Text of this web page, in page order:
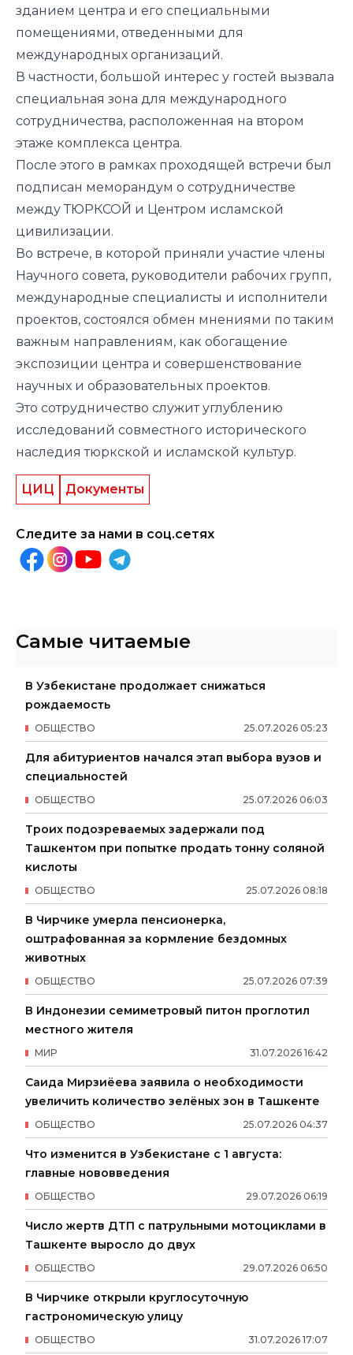
зданием центра и его специальными
помещениями, отведенными для
международных организаций.
В частности, большой интерес у гостей вызвала
специальная зона для международного
сотрудничества, расположенная на втором
этаже комплекса центра.
После этого в рамках проходящей встречи был
подписан меморандум о сотрудничестве
между ТЮРКСОЙ и Центром исламской
цивилизации.
Во встрече, в которой приняли участие члены
Научного совета, руководители рабочих групп,
международные специалисты и исполнители
проектов, состоялся обмен мнениями по таким
важным направлениям, как обогащение
экспозиции центра и совершенствование
научных и образовательных проектов.
Это сотрудничество служит углублению
исследований совместного исторического
наследия тюркской и исламской культур.
ЦИЦ Документы
Следите за нами в соц.сетях
Самые читаемые
В Узбекистане продолжает снижаться
рождаемость
25.07.2026 05:23
ОБЩЕСТВО
Для абитуриентов начался этап выбора вузов и
специальностей
25.07.2026 06:03
ОБЩЕСТВО
Троих подозреваемых задержали под
Ташкентом при попытке продать тонну соляной
кислоты
25.07.2026 08:18
ОБЩЕСТВО
В Чирчике умерла пенсионерка,
оштрафованная за кормление бездомных
животных
25.07.2026 07:39
ОБЩЕСТВО
В Индонезии семиметровый питон проглотил
местного жителя
31.07.2026 16:42
МИР
Саида Мирзиёева заявила о необходимости
увеличить количество зелёных зон в Ташкенте
25.07.2026 04:37
ОБЩЕСТВО
Что изменится в Узбекистане с 1 августа:
главные нововведения
29.07.2026 06:19
ОБЩЕСТВО
Число жертв ДТП с патрульными мотоциклами в
Ташкенте выросло до двух
29.07.2026 06:50
ОБЩЕСТВО
В Чирчике открыли круглосуточную
гастрономическую улицу
31.07.2026 17:07
ОБЩЕСТВО